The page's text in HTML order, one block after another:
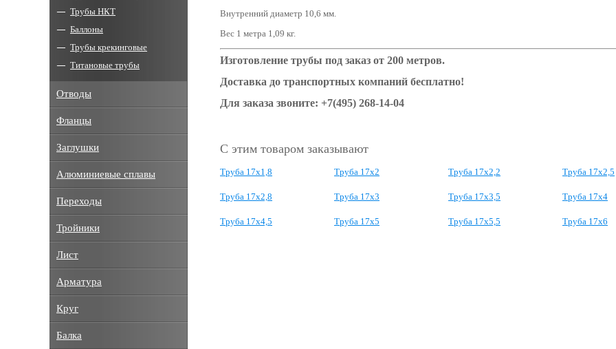
Внутренний диаметр 10,6 мм.
Вес 1 метра 1,09 кг.
Изготовление трубы под заказ от 200 метров.
Доставка до транспортных компаний бесплатно!
Для заказа звоните: +7(495) 268-14-04
С этим товаром заказывают
Труба 17х1,8 Труба 17х2 Труба 17х2,2 Труба 17х2,5
Труба 17х2,8 Труба 17х3 Труба 17х3,5 Труба 17х4
Труба 17х4,5 Труба 17х5 Труба 17х5,5 Труба 17х6
Трубы НКТ
Баллоны
Трубы крекинговые
Титановые трубы
Отводы
Фланцы
Заглушки
Алюминиевые сплавы
Переходы
Тройники
Лист
Арматура
Круг
Балка